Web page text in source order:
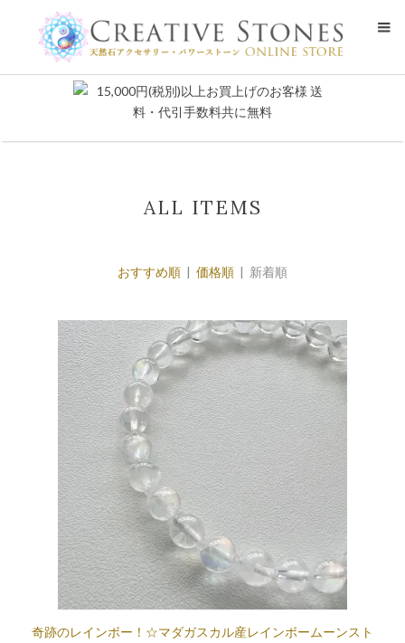
ALL ITEMS
おすすめ順 | 価格順 | 新着順
奇跡のレインボー！☆マダガスカル産レインボームーンスト